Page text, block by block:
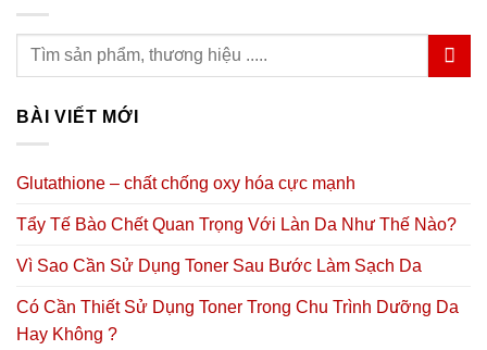
BÀI VIẾT MỚI
Glutathione – chất chống oxy hóa cực mạnh
Tẩy Tế Bào Chết Quan Trọng Với Làn Da Như Thế Nào?
Vì Sao Cần Sử Dụng Toner Sau Bước Làm Sạch Da
Có Cần Thiết Sử Dụng Toner Trong Chu Trình Dưỡng Da
Hay Không ?